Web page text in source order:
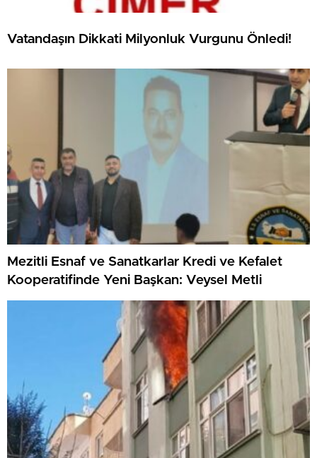
Vatandaşın Dikkati Milyonluk Vurgunu Önledi!
Mezitli Esnaf ve Sanatkarlar Kredi ve Kefalet
Kooperatifinde Yeni Başkan: Veysel Metli